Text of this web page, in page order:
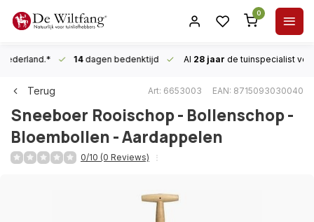
0
14dagen bedenktijd Al 28 jaar de tuinspecialist
Terug Art: 6653003 EAN: 8715093030040
Sneeboer Rooischop - Bollenschop -
Bloembollen - Aardappelen
0/10 (0 Reviews)